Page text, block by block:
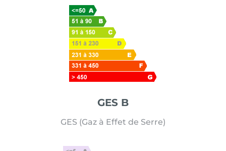
GES B
GES (Gaz à Effet de Serre)